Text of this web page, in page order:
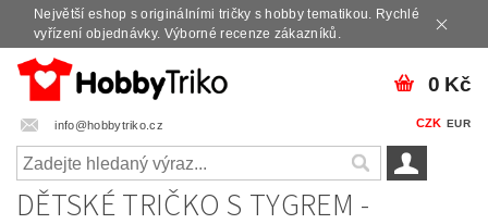
Největší eshop s originálními tričky s hobby tematikou. Rychlé
vyřízení objednávky. Výborné recenze zákazníků.
info@hobbytriko.cz CZK EUR
0 Kč
DĚTSKÉ TRIČKO S TYGREM -